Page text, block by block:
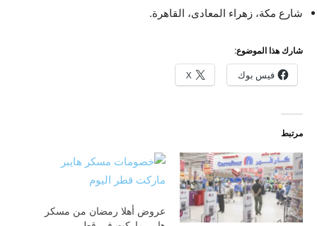
شارع مكة، زهراء المعادى، القاهرة.
شارك هذا الموضوع:
فيس بوك X
مرتبط
عروض أهلا رمضان من مسكر